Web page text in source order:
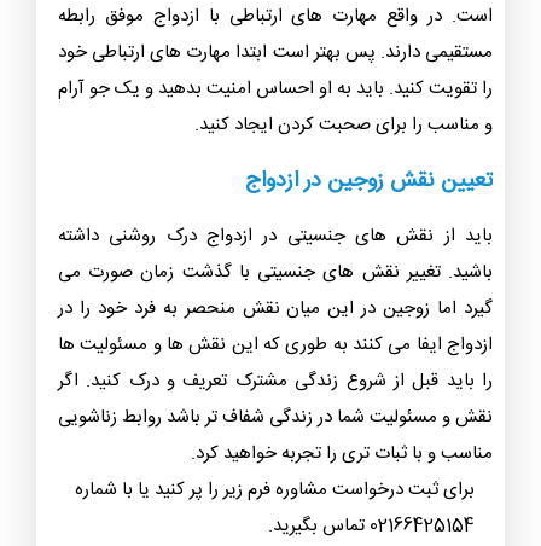
است. در واقع مهارت های ارتباطی با ازدواج موفق رابطه
مستقیمی دارند. پس بهتر است ابتدا مهارت های ارتباطی خود
را تقویت کنید. باید به او احساس امنیت بدهید و یک جو آرام
و مناسب را برای صحبت کردن ایجاد کنید.
تعیین نقش زوجین در ازدواج
باید از نقش های جنسیتی در ازدواج درک روشنی داشته
باشید. تغییر نقش های جنسیتی با گذشت زمان صورت می
گیرد اما زوجین در این میان نقش منحصر به فرد خود را در
ازدواج ایفا می کنند به طوری که این نقش ها و مسئولیت ها
را باید قبل از شروع زندگی مشترک تعریف و درک کنید. اگر
نقش و مسئولیت شما در زندگی شفاف تر باشد روابط زناشویی
مناسب و با ثبات تری را تجربه خواهید کرد.
برای ثبت درخواست مشاوره فرم زیر را پر کنید یا با شماره
02166425154 تماس بگیرید.